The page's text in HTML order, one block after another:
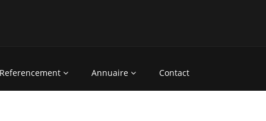
Referencement Annuaire Contact